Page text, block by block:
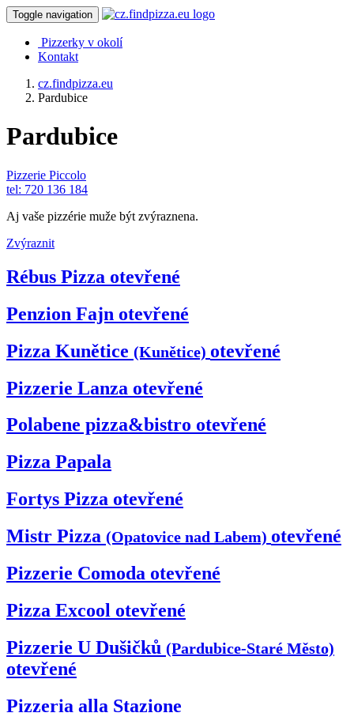
Toggle navigation
Pizzerky v okolí
Kontakt
cz.findpizza.eu
Pardubice
Pardubice
Pizzerie Piccolo
tel: 720 136 184
Aj vaše pizzérie muže být zvýraznena.
Zvýraznit
Rébus Pizza otevřené
Penzion Fajn otevřené
Pizza Kunětice (Kunětice) otevřené
Pizzerie Lanza otevřené
Polabene pizza&bistro otevřené
Pizza Papala
Fortys Pizza otevřené
Mistr Pizza (Opatovice nad Labem) otevřené
Pizzerie Comoda otevřené
Pizza Excool otevřené
Pizzerie U Dušičků (Pardubice-Staré Město)
otevřené
Pizzeria alla Stazione